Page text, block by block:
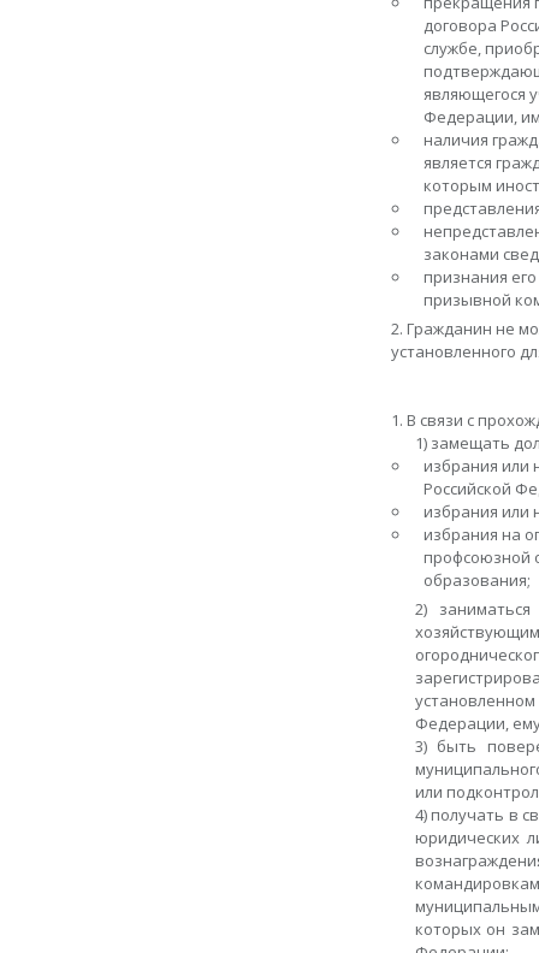
договора
службе,
являющегося
Федерации,
наличия
является
которым
законами
признания
призывной
2. Гражданин не
установленного
1. В связи с
1) замещать
избрания или
Российской
избрания или
избрания на
профсоюзной
образования;
2)
Федерации,
3) быть
или
4) получать в
юридических
которых он